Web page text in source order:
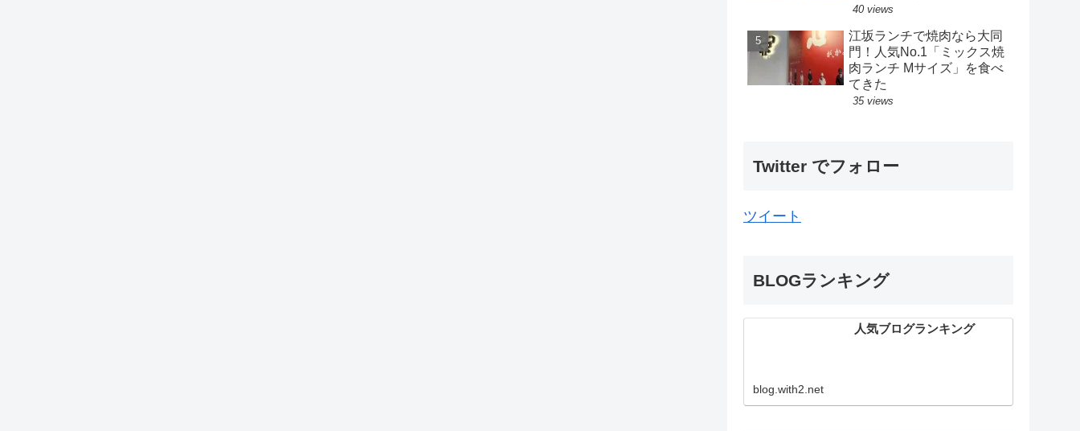
グ
40 views
江坂ランチで焼肉なら大同
門！人気No.1「ミックス焼
肉ランチ Mサイズ」を食べ
てきた
35 views
Twitter でフォロー
ツイート
BLOGランキング
人気ブログランキング
blog.with2.net